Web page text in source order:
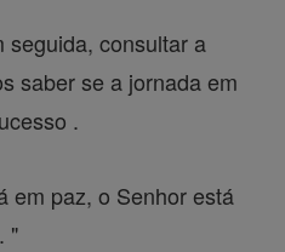
seguida, consultar a
saber se a jornada em
.
em paz, o Senhor está
"